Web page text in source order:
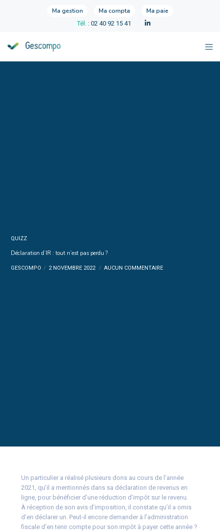
Ma gestion Ma compta Ma paie
Tél. : 02 40 92 15 41
QUIZZ
Déclaration d’IR : tout n’est pas perdu ?
GESCOMPO 2 NOVEMBRE 2022 AUCUN COMMENTAIRE
Un particulier a réalisé plusieurs dons au cours de l’année
2021, qu’il a mentionnés dans sa déclaration de revenus en
ligne, pour bénéficier d’une réduction d’impôt sur le revenu.
À réception de son avis d’imposition, il constate qu’il a omis
d’en déclarer un. Peut-il encore demander à l’administration
fiscale d’en tenir compte pour son impôt à payer cette année ?